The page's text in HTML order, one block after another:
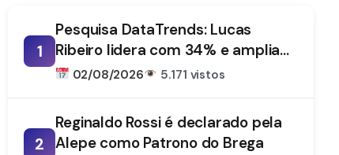
1
Pesquisa DataTrends: Lucas
Ribeiro lidera com 34% e amplia
vantagem na disputa pelo
02/08/2026 5.171 vistos
2
Reginaldo Rossi é declarado pela
Alepe como Patrono do Brega